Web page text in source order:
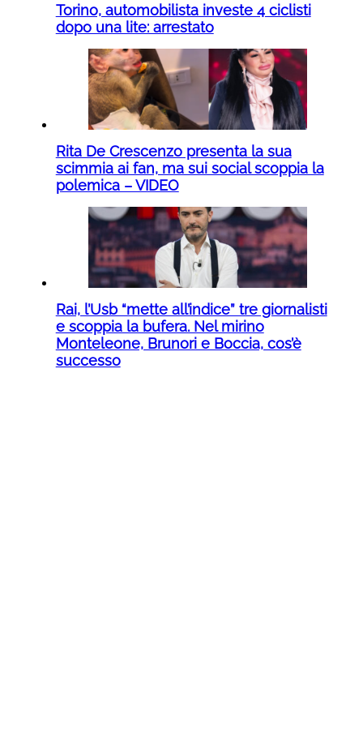
Torino, automobilista investe 4 ciclisti
dopo una lite: arrestato
Rita De Crescenzo presenta la sua
scimmia ai fan, ma sui social scoppia la
polemica – VIDEO
Rai, l’Usb “mette all’indice” tre giornalisti
e scoppia la bufera. Nel mirino
Monteleone, Brunori e Boccia, cos’è
successo